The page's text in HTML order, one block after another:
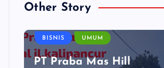
Other Story
BISNIS UMUM
PT Praba Mas Hill